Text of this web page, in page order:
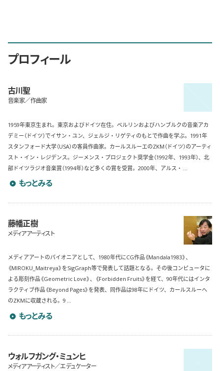
プロフィール
古川聖
音楽家／作曲家
1959年東京生まれ。東京およびドイツ在住。ベルリンおよびハンブルクの音楽アカ
デミー（ドイツ）でイサン・ユン、ジェルジ・リゲティのもとで作曲を学ぶ。1991年
スタンフォード大学（USA）の客員作曲家。カールスルーエのZKM（ドイツ）のアーティ
スト・イン・レジデンス。ジーメンス・プロジェクト奨学金（1992年、1993年）、北
部ドイツラジオ音楽賞（1994年）など多くの賞を受賞。2000年、アルス・ ...
古川聖のプロフィールを詳しく見る
もっとみる
藤幡正樹
メディアアーティスト
メディアアートのパイオニアとして、1980年代にCG作品《Mandala1983》、
《MIROKU_Maitreya》をSigGraph等で発表して話題となる。その後コンピュータに
よる彫刻作品《Geometric Love》、《Forbidden Fruits》を経て、90年代にはインタ
ラクティブ作品《Beyond Pages》を発表、同作品は98年にドイツ、カールスルーへ
のZKMに収蔵される。9 ...
藤幡正樹のプロフィールを詳しく見る
もっとみる
ウォルフガング・ミュンヒ
メディアアーティスト／エデュケーター